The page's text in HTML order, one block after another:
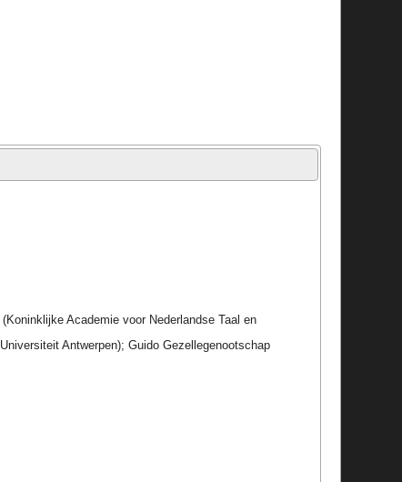
(Koninklijke Academie voor Nederlandse Taal en
Antwerpen); Guido Gezellegenootschap